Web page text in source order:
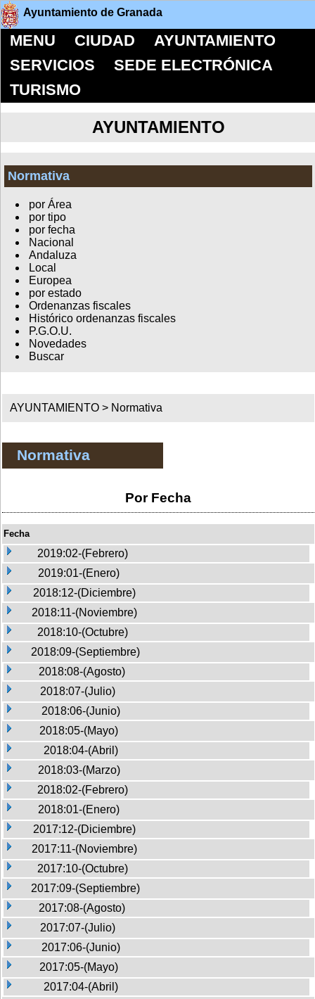
Ayuntamiento de Granada
MENU CIUDAD
AYUNTAMIENTO
SERVICIOS
SEDE ELECTRÓNICA
TURISMO
AYUNTAMIENTO
Normativa
por Área
por tipo
por fecha
Nacional
Andaluza
Local
Europea
por estado
Ordenanzas fiscales
Histórico ordenanzas fiscales
P.G.O.U.
Novedades
Buscar
AYUNTAMIENTO > Normativa
Normativa
Por Fecha
Fecha
2019:02-(Febrero)
2019:01-(Enero)
2018:12-(Diciembre)
2018:11-(Noviembre)
2018:10-(Octubre)
2018:09-(Septiembre)
2018:08-(Agosto)
2018:07-(Julio)
2018:06-(Junio)
2018:05-(Mayo)
2018:04-(Abril)
2018:03-(Marzo)
2018:02-(Febrero)
2018:01-(Enero)
2017:12-(Diciembre)
2017:11-(Noviembre)
2017:10-(Octubre)
2017:09-(Septiembre)
2017:08-(Agosto)
2017:07-(Julio)
2017:06-(Junio)
2017:05-(Mayo)
2017:04-(Abril)